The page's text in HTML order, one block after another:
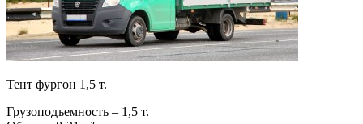
Тент фургон 1,5 т.
Грузоподъемность – 1,5 т.